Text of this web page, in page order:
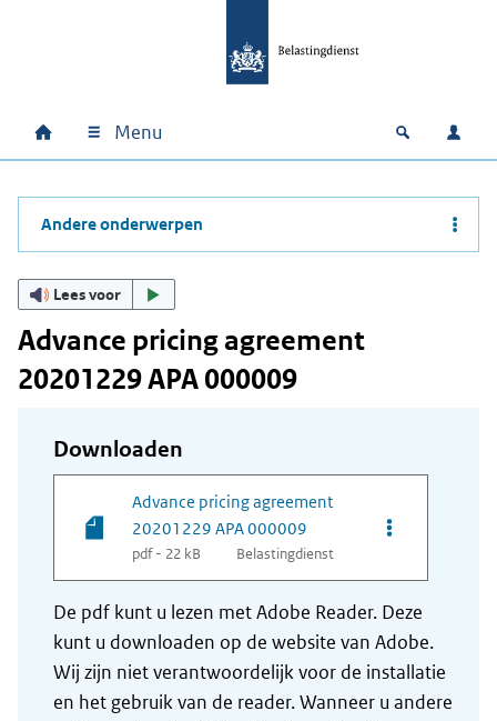
Hoofdnavigatie
Home Menu Open
Andere onderwerpen
Lees voor
Advance pricing agreement
20201229 APA 000009
Downloaden
Advance pricing agreement
20201229 APA 000009
pdf - 22 kB Belastingdienst
Opties van
De pdf kunt u lezen met Adobe Reader. Deze
kunt u downloaden op de website van Adobe.
Wij zijn niet verantwoordelijk voor de installatie
en het gebruik van de reader. Wanneer u andere